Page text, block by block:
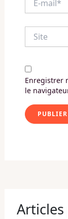
mail*
Enregistrer
le